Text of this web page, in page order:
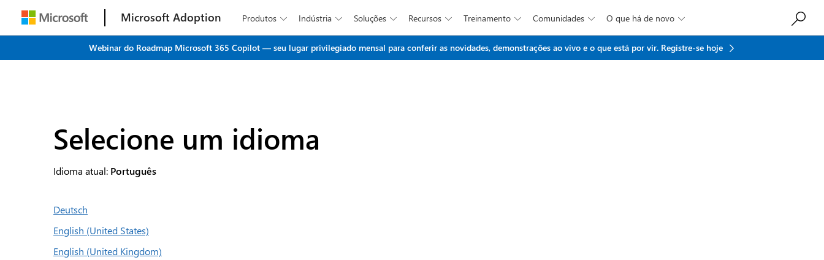
Ir para o conteúdo principal
Microsoft Adoption Produtos  Indústria  Soluções  Recursos  Treinamento  Comunidades  O que há de novo 
Webinar do Roadmap Microsoft 365 Copilot — seu lugar privilegiado mensal para conferir as novidades, demonstrações ao vivo e o que está por vir. Registre-se hoje
Selecione um idioma
Idioma atual: Português
Deutsch
English (United States)
English (United Kingdom)